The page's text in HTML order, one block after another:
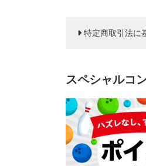
特定商取引法に
スペシャルコ